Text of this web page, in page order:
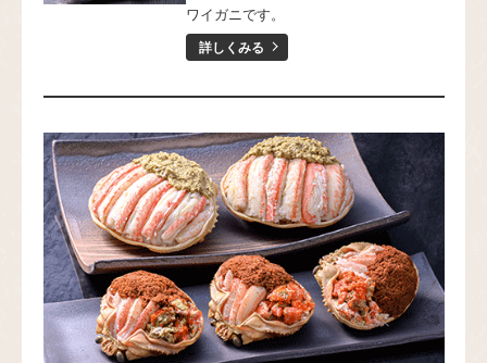
ワイガニです。
詳しくみる